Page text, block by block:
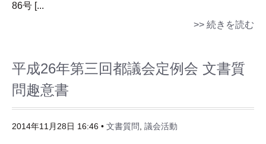
86号 [...
>> 続きを読む
平成26年第三回都議会定例会 文書質
問趣意書
2014年11月28日 16:46 • 文書質問 , 議会活動